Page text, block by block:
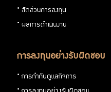
สัดส่วนการลงทุน
ผลการดำเนินงาน
การลงทุนอย่างรับผิดชอบ
การกำกับดูแลกิจการ